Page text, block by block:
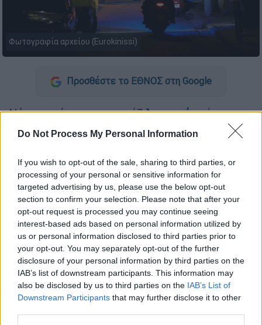
Do Not Process My Personal Information
If you wish to opt-out of the sale, sharing to third parties, or
processing of your personal or sensitive information for
targeted advertising by us, please use the below opt-out
section to confirm your selection. Please note that after your
opt-out request is processed you may continue seeing
interest-based ads based on personal information utilized by
us or personal information disclosed to third parties prior to
your opt-out. You may separately opt-out of the further
disclosure of your personal information by third parties on the
IAB’s list of downstream participants. This information may
also be disclosed by us to third parties on the IAB’s List of
Downstream Participants that may further disclose it to other
Φωτογραφία αρχείου (Eurokinissi)
Προσθέστε το ΕΘΝΟΣ στη Google
Νύχτα τρόμου με μπαράζληστειών είναι η
αποψινή, καθώς μέσα σε διάστημα δύο ωρών
σημειώθηκαν τέσσερα συνολικά ένοπλα
περιστατικά σε επιχειρήσεις στο
λεκανοπέδιο. Μάλιστα, σε μία περίπτωση οι
ληστές δεν δίστασαν να πυροβολήσουν στον
αέρα για εκφοβισμό.
Πιο αναλυτικά, η αρχή έγινε στις 19:10, όταν
δύο άγνωστοι δράστες ακινητοποίησαν
υπάλληλο σεπρατήριο υγρών καυσίμων, που
βρίσκεται στο 19ο χιλιόμετρο της Εθνικής
Οδού Λαμίας-Αθηνών στο ύψος της
Βαρυμπόμπης. Οι κακοποιοί τραυμάτισαν τον